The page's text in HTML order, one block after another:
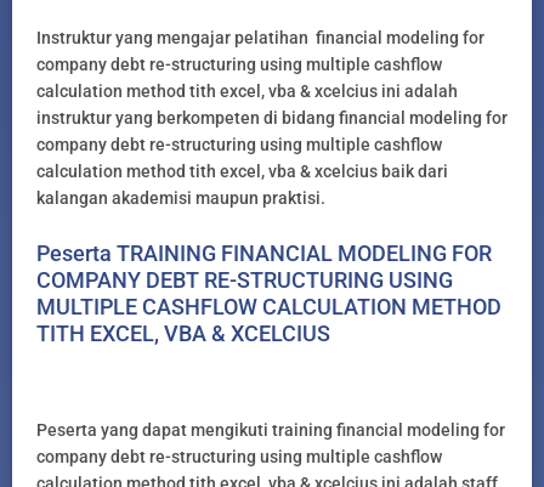
Instruktur yang mengajar pelatihan financial modeling for
company debt re-structuring using multiple cashflow
calculation method tith excel, vba & xcelcius ini adalah
instruktur yang berkompeten di bidang financial modeling for
company debt re-structuring using multiple cashflow
calculation method tith excel, vba & xcelcius baik dari
kalangan akademisi maupun praktisi.
Peserta TRAINING FINANCIAL MODELING FOR
COMPANY DEBT RE-STRUCTURING USING
MULTIPLE CASHFLOW CALCULATION METHOD
TITH EXCEL, VBA & XCELCIUS
Peserta yang dapat mengikuti training financial modeling for
company debt re-structuring using multiple cashflow
calculation method tith excel, vba & xcelcius ini adalah staff